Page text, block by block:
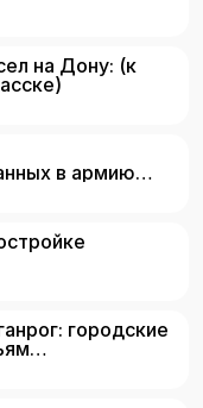
на Дону: (к
в армию
в Таганроге
из-
городские